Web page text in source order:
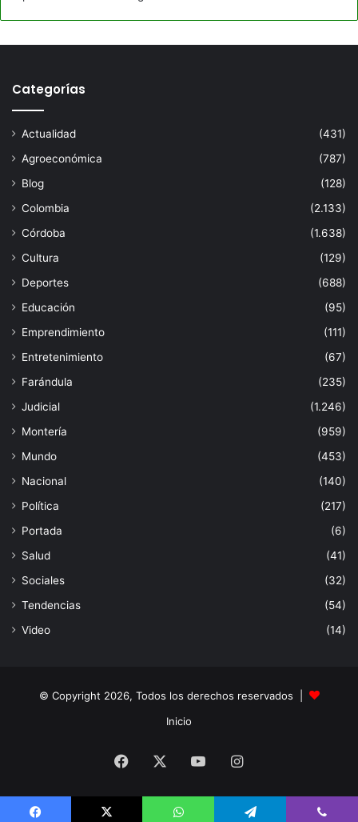
Categorías
Actualidad
(431)
Agroeconómica
(787)
Blog
(128)
Colombia
(2.133)
Córdoba
(1.638)
Cultura
(129)
Deportes
(688)
Educación
(95)
Emprendimiento
(111)
Entretenimiento
(67)
Farándula
(235)
Judicial
(1.246)
Montería
(959)
Mundo
(453)
Nacional
(140)
Política
(217)
Portada
(6)
Salud
(41)
Sociales
(32)
Tendencias
(54)
Video
(14)
© Copyright 2026, Todos los derechos reservados |
Inicio
Facebook YouTubeInstagram